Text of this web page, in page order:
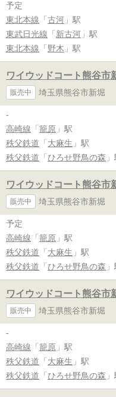
予定
東北本線 「 古河 」駅
東武日光線 「 新古河 」駅
東北本線 「 野木 」駅
ワイウッドコート熊谷市
販売中 埼玉県熊谷市新堀
-
高崎線 「 籠原 」駅
秩父鉄道 「 大麻生 」駅
秩父鉄道 「 ひろせ野鳥の森
ワイウッドコート熊谷市
販売中 埼玉県熊谷市新堀
予定
高崎線 「 籠原 」駅
秩父鉄道 「 大麻生 」駅
秩父鉄道 「 ひろせ野鳥の森
ワイウッドコート熊谷市
販売中 埼玉県熊谷市新堀
-
高崎線 「 籠原 」駅
秩父鉄道 「 大麻生 」駅
秩父鉄道 「 ひろせ野鳥の森